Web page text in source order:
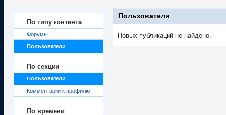
По типу контента
Форумы
Пользователи
По секции
Пользователи
Комментарии к профилю
По времени
Пользователи
Новых публикаций не найдено.